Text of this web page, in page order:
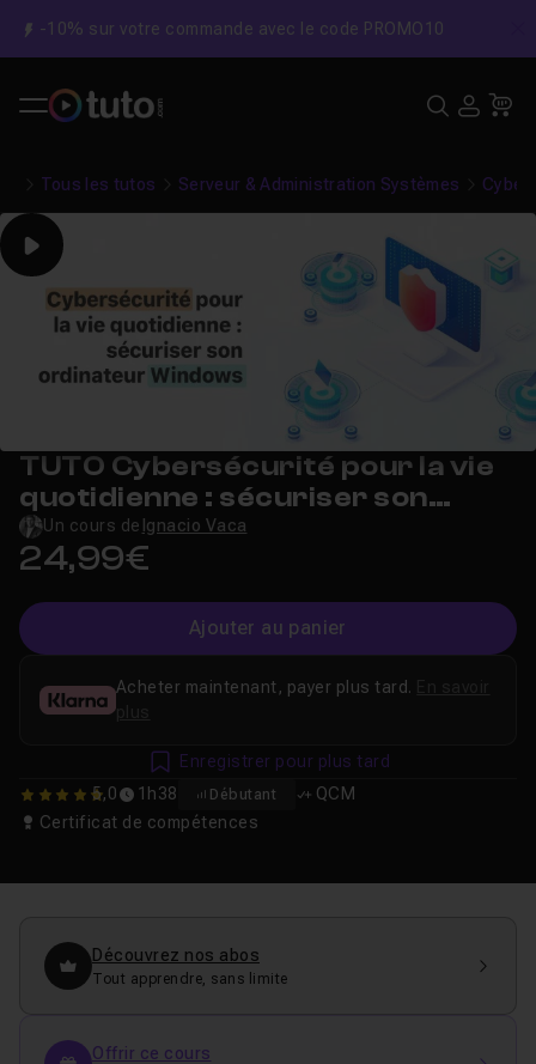
-10% sur votre commande avec le code PROMO10
Tous les tutos Serveur & Administration Systèmes
Play
TUTO Cybersécurité pour la vie
quotidienne : sécuriser son
ordinateur Windows
Un cours de Ignacio Vaca
24,99€
Ajouter au panier
5 5,0 1h38 Débutant
QCM
Certificat de compétences
Acheter maintenant, payer plus tard.
plus
Enregistrer pour plus tard
Découvrez nos abos
Tout apprendre, sans limite
Offrir ce cours